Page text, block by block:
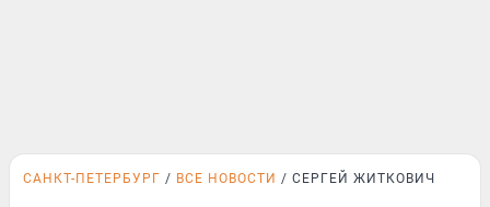
САНКТ-ПЕТЕРБУРГ ВСЕ НОВОСТИ СЕРГЕЙ ЖИТКОВИЧ